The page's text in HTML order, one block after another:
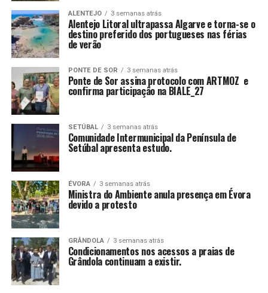
ALENTEJO 3 semanas atrás
Alentejo Litoral ultrapassa Algarve e torna-se o
destino preferido dos portugueses nas férias
de verão
PONTE DE SOR 3 semanas atrás
Ponte de Sor assina protocolo com ARTMOZ e
confirma participação na BIALE_27
SETÚBAL 3 semanas atrás
Comunidade Intermunicipal da Península de
Setúbal apresenta estudo.
ÉVORA 3 semanas atrás
Ministra do Ambiente anula presença em Évora
devido a protesto
GRÂNDOLA 3 semanas atrás
Condicionamentos nos acessos a praias de
Grândola continuam a existir.